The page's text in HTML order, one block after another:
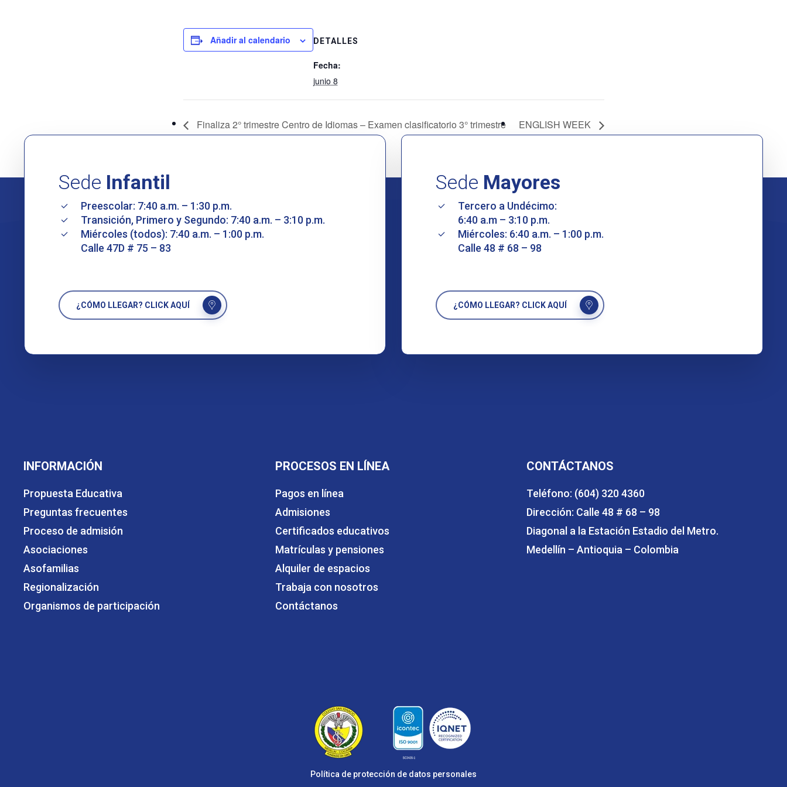
Añadir al calendario DETALLES
Fecha:
junio 8
Finaliza 2° trimestre Centro de Idiomas – Examen clasificatorio 3° trimestre ENGLISH WEEK
Sede Infantil
Preescolar: 7:40 a.m. – 1:30 p.m.
Transición, Primero y Segundo: 7:40 a.m. – 3:10 p.m.
Miércoles (todos): 7:40 a.m. – 1:00 p.m.
Calle 47D # 75 – 83
¿CÓMO LLEGAR? CLICK AQUÍ
Sede Mayores
Tercero a Undécimo:
6:40 a.m – 3:10 p.m.
Miércoles: 6:40 a.m. – 1:00 p.m.
Calle 48 # 68 – 98
¿CÓMO LLEGAR? CLICK AQUÍ
INFORMACIÓN
Propuesta Educativa
Preguntas frecuentes
Proceso de admisión
Asociaciones
Asofamilias
Regionalización
Organismos de participación
PROCESOS EN LÍNEA
Pagos en línea
Admisiones
Certificados educativos
Matrículas y pensiones
Alquiler de espacios
Trabaja con nosotros
Contáctanos
CONTÁCTANOS
Teléfono: (604) 320 4360
Dirección: Calle 48 # 68 – 98
Diagonal a la Estación Estadio del Metro.
Medellín – Antioquia – Colombia
Política de protección de datos personales